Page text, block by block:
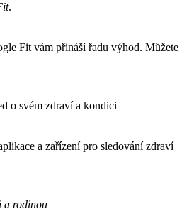
.
Fit vám přináší řadu výhod. Můžete
o svém zdraví a kondici
a zařízení pro sledování zdraví
a rodinou